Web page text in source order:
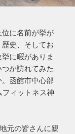
に名前が挙が
史、そしてお
に暇がありま
か訪れてみた
函館市中心部
ィットネス神
元の皆さんに親